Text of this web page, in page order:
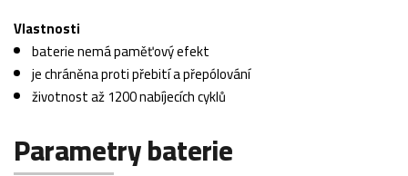
Vlastnosti
baterie nemá paměťový efekt
je chráněna proti přebití a přepólování
životnost až 1200 nabíjecích cyklů
Parametry baterie